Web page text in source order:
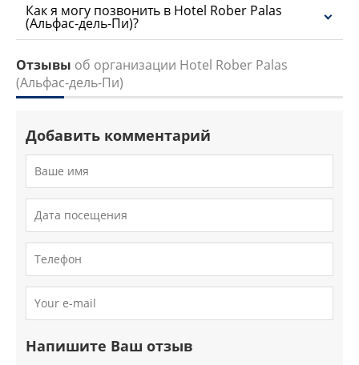
Как я могу позвонить в Hotel Rober Palas
(Альфас-дель-Пи)?
Отзывы об организации Hotel Rober Palas
(Альфас-дель-Пи)
Добавить комментарий
Напишите Ваш отзыв